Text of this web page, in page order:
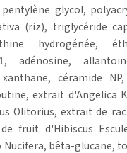
glycol,
(riz), triglycéride
hydrogénée,
adénosine,
céramide
extrait d'Angelica
Olitorius, extrait de
fruit d'Hibiscus
Nucifera, bêta-glucane,